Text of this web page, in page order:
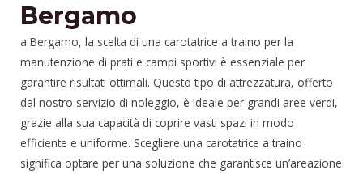
Bergamo
a Bergamo, la scelta di una carotatrice a traino per la
manutenzione di prati e campi sportivi è essenziale per
garantire risultati ottimali. Questo tipo di attrezzatura, offerto
dal nostro servizio di noleggio, è ideale per grandi aree verdi,
grazie alla sua capacità di coprire vasti spazi in modo
efficiente e uniforme. Scegliere una carotatrice a traino
significa optare per una soluzione che garantisce un’areazione